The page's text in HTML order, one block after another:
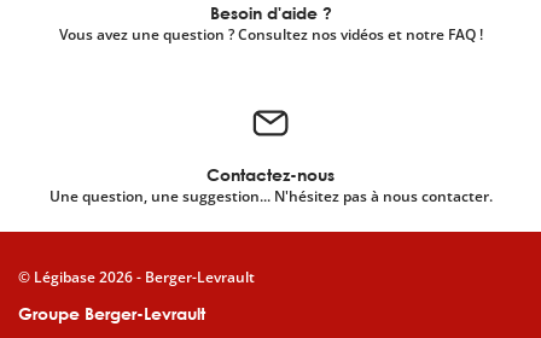
Besoin d'aide ?
Vous avez une question ? Consultez nos vidéos et notre FAQ !
Contactez-nous
Une question, une suggestion... N'hésitez pas à nous contacter.
Groupe Berger-Levrault
© Légibase 2026 - Berger-Levrault